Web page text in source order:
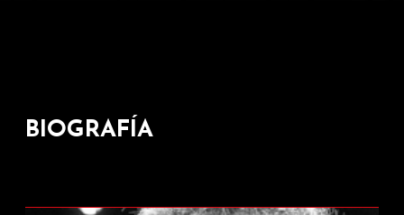
BIOGRAFÍA